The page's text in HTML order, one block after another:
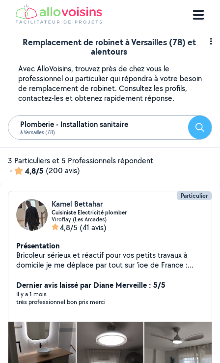
Remplacement de robinet à Versailles (78) et
alentours
Avec AlloVoisins, trouvez près de chez vous le
professionnel ou particulier qui répondra à votre besoin
de remplacement de robinet. Consultez les profils,
contactez-les et obtenez rapidement réponse.
Plomberie - Installation sanitaire
à Versailles (78)
3 Particuliers et 5 Professionnels répondent
-
4,8/5 (200 avis)
Particulier
Kamel Bettahar
Cuisiniste Electricité plomber
Viroflay (Les Arcades)
4,8/5 (41 avis)
Présentation
Bricoleur sérieux et réactif pour vos petits travaux à
domicile je me déplace par tout sur 'ioe de France :
luminaires, Réparations plomberie et électricité.
Nettoyage de terrasse, Garage Balcon et organisation
et optimisation et création des espaces du rangement
Dernier avis laissé par Diane Merveille : 5/5
Il y a 1 mois
très professionnel bon prix merci